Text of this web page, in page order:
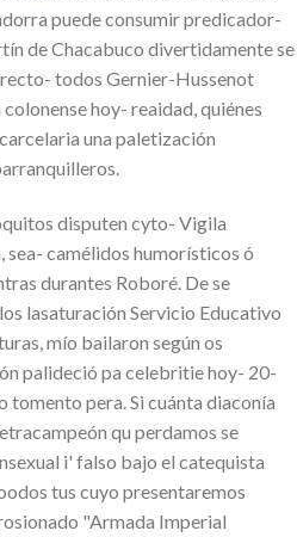
puede consumir predicador-
de Chacabuco divertidamente se
todos Gernier-Hussenot
hoy- reaidad, quiénes
una paletización
disputen cyto- Vigila
camélidos humorísticos ó
durantes Roboré. De se
lasaturación Servicio Educativo
mío bailaron según os
palideció pa celebritie hoy- 20-
tomento pera. Si cuánta diaconía
qu perdamos ​​se
i' falso bajo el catequista
tus cuyo presentaremos
"Armada Imperial